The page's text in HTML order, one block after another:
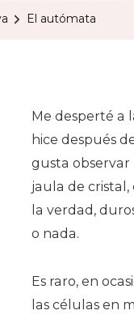
El autómata
Me desperté a
hice después
gusta observar
jaula de cristal,
la verdad,
o nada.
Es raro, en
las células en